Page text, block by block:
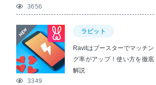
3656
3349
ラビット
Ravitはブースターでマッチン
グ率がアップ！使い方を徹底
解説